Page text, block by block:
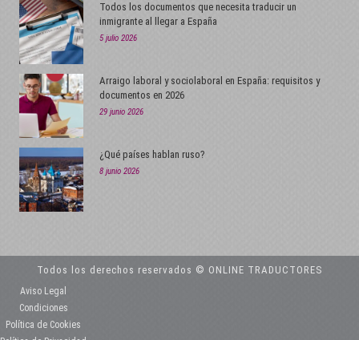
Todos los documentos que necesita traducir un
inmigrante al llegar a España
5 julio 2026
Arraigo laboral y sociolaboral en España: requisitos y
documentos en 2026
29 junio 2026
¿Qué países hablan ruso?
8 junio 2026
Todos los derechos reservados © ONLINE TRADUCTORES
Aviso Legal
Condiciones
Política de Cookies